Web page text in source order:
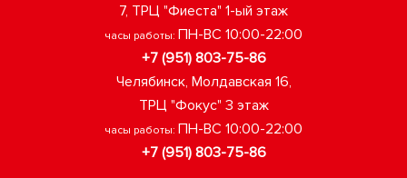
7, ТРЦ "Фиеста" 1-ый этаж
часы работы: ПН-ВС 10:00-22:00
+7 (951) 803-75-86
Челябинск, Молдавская 16,
ТРЦ "Фокус" 3 этаж
часы работы: ПН-ВС 10:00-22:00
+7 (951) 803-75-86